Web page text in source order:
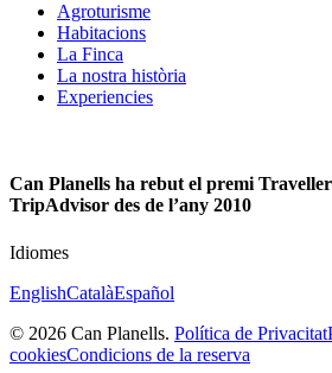
Agroturisme
Habitacions
La Finca
La nostra història
Experiencies
Can Planells ha rebut el premi
TripAdvisor des de l’any 2010
Idiomes
EnglishCatalàEspañol
© 2026 Can Planells. Política de Privacitat
cookiesCondicions de la reserva